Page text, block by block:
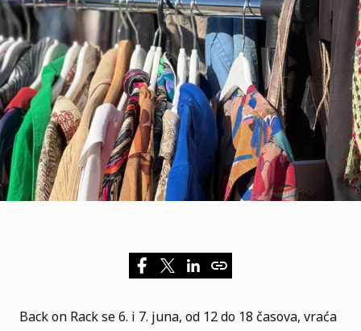
Back on Rackse 6. i 7. juna, od 12 do 18 časova, vraća